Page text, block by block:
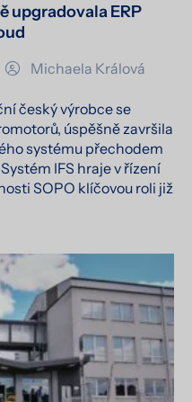
upgradovala ERP
Michaela Králová
český výrobce se
úspěšně završila
systému přechodem
IFS hraje v řízení
SOPO klíčovou roli již